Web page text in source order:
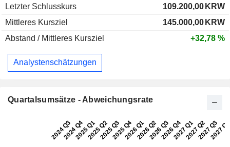
Letzter Schlusskurs 109.200,00 KRW
Mittleres Kursziel
145.000,00 KRW
Abstand / Mittleres Kursziel
+32,78 %
Analystenschätzungen
Quartalsumsätze - Abweichungsrate